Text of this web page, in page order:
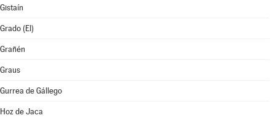
Gistaín
Grado (El)
Grañén
Graus
Gurrea de Gállego
Hoz de Jaca